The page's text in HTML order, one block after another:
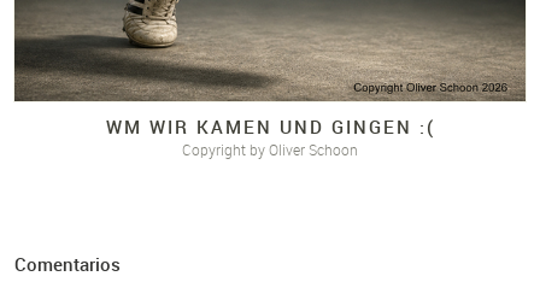
WM WIR KAMEN UND GINGEN :(
Copyright by Oliver Schoon
Comentarios